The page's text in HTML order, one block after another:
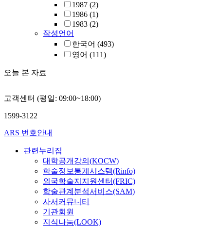
1987 (2)
1986 (1)
1983 (2)
작성언어
한국어 (493)
영어 (111)
오늘 본 자료
고객센터 (평일: 09:00~18:00)
1599-3122
ARS 번호안내
관련누리집
대학공개강의(KOCW)
학술정보통계시스템(Rinfo)
외국학술지지원센터(FRIC)
학술관계분석서비스(SAM)
사서커뮤니티
기관회원
지식나눔(LOOK)